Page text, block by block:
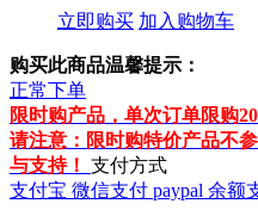
立即购买 加入购物车
购买此商品温馨提示：
正常下单
限时购产品，单次订单限购
请注意：限时购特价产品不
与支持！ 支付方式
支付宝 微信支付 paypal 余额